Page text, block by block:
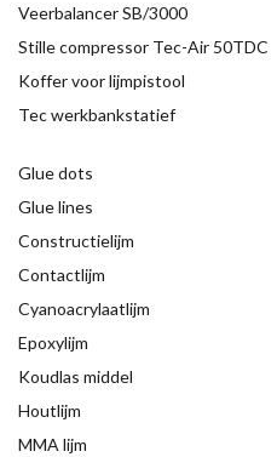
Veerbalancer SB/3000
Stille compressor Tec-Air 50TDC
Koffer voor lijmpistool
Tec werkbankstatief
Glue dots
Glue lines
Constructielijm
Contactlijm
Cyanoacrylaatlijm
Epoxylijm
Koudlas middel
Houtlijm
MMA lijm